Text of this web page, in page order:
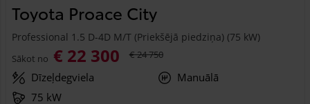
Toyota Proace City
Professional 1.5 D-4D M/T (Priekšējā piedziņa) (75 kW)
Sākot no € 22 300 € 24 750
Dīzeļdegviela
Manuālā
75 kW